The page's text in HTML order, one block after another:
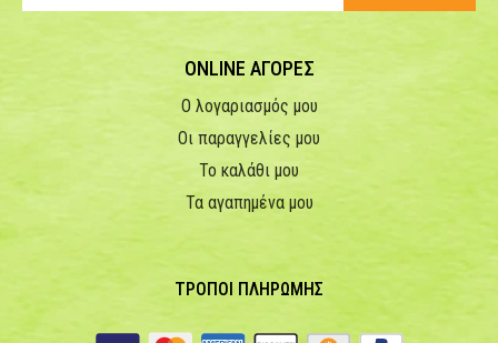
ONLINE ΑΓΟΡΕΣ
Ο λογαριασμός μου
Οι παραγγελίες μου
Το καλάθι μου
Τα αγαπημένα μου
ΤΡΟΠΟΙ ΠΛΗΡΩΜΗΣ